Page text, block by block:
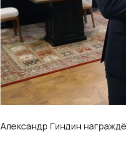
Александр Гиндин